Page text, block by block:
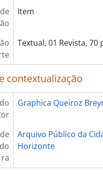
Item
Textual, 01 Revista, 70
contextualização
Graphica Queiroz
ra
Arquivo Público da
Horizonte